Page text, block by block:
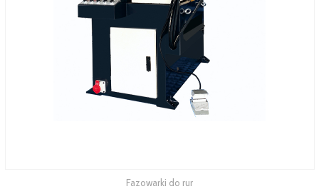
Fazowarki do rur